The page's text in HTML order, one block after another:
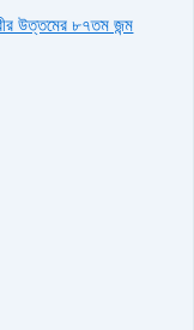
উত্তমের ৮৭তম জন্ম